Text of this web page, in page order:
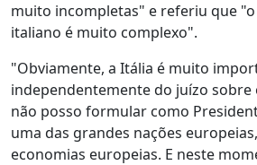
muito incompletas" e referiu que
italiano é muito complexo".
"Obviamente, a Itália é muito
independentemente do juízo sobre
não posso formular como
uma das grandes nações
economias europeias. E neste